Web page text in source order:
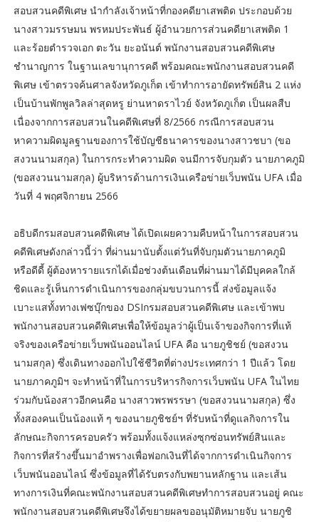
สอบสวนคดีพิเศษ นำกำลังเจ้าหน้าที่กองคดียาเสพติด ประกอบด้วย
นางสาวมรรษมน พรหมประพันธ์ ผู้อำนวยการส่วนคดียาเสพติด 1
และร้อยตำรวจเอก ตะวัน ยะอนันต์ พนักงานสอบสวนคดีพิเศษ
ชำนาญการ ในฐานเลขานุการคดี พร้อมคณะพนักงานสอบสวนคดี
พิเศษ เข้าตรวจค้นศาลจังหวัดภูเก็ต เข้าทำการอายัดทรัพย์สิน 2 แห่ง
เป็นบ้านพักพูลวิลล่าสุดหรู ย่านหาดราไวย์ จังหวัดภูเก็ต เป็นผลสืบ
เนื่องจากการสอบสวนในคดีพิเศษที่ 8/2566 กรณีการสอบสวน
หาความผิดมูลฐานของการใช้บัญชีธนาคารของนางสาวชบา (ขอ
สงวนนามสกุล) ในการกระทำความผิด จนมีการจับกุมตัว นายภาคภูมิ
(ขอสงวนนามสกุล) ผู้บริหารด้านการเงินเครือข่ายเว็บพนัน UFA เมื่อ
วันที่ 4 พฤศจิกายน 2566
อธิบดีกรมสอบสวนคดีพิเศษ ได้เปิดเผยความคืบหน้าในการสอบสวน
คดีพิเศษดังกล่าวนี้ว่า ที่ผ่านมานับตั้งแต่วันที่จับกุมตัวนายภาคภูมิ
หรือดีดี้ ผู้ต้องหารายแรกได้เมื่อช่วงต้นเดือนที่ผ่านมาได้มีบุคคลใกล้
ชิดและรู้เห็นการดำเนินการของกลุ่มขบวนการนี้ ส่งข้อมูลแจ้ง
เบาะแสทั้งทางเฟซบุ๊กของ DSIกรมสอบสวนคดีพิเศษ และเข้าพบ
พนักงานสอบสวนคดีพิเศษเพื่อให้ข้อมูลว่าผู้เป็นเจ้าของกิจการที่แท้
จริงของเครือข่ายเว็บพนันออนไลน์ UFA คือ นายภูชิชย์ (ขอสงวน
นามสกุล) ซึ่งเดินทางออกไปใช้ชีวิตที่ต่างประเทศกว่า 1 ปีแล้ว โดย
นายภาคภูมิฯ จะทำหน้าที่ในการบริหารกิจการเว็บพนัน UFA ในไทย
ร่วมกับน้องสาวอีกคนคือ นางสาวพรพรรษา (ขอสงวนนามสกุล) ซึ่ง
ทั้งสองคนเป็นน้องแท้ ๆ ของนายภูชิชย์ฯ ที่รับหน้าที่ดูแลกิจการใน
ลักษณะกิจการครอบครัว พร้อมทั้งแจ้งแหล่งซุกซ่อนทรัพย์สินและ
กิจการที่สร้างขึ้นมาอำพรางเพื่อฟอกเงินที่ได้จากการดำเนินกิจการ
เว็บพนันออนไลน์ ซึ่งข้อมูลที่ได้รับตรงกับพยานหลักฐาน และเส้น
ทางการเงินที่คณะพนักงานสอบสวนคดีพิเศษทำการสอบสวนอยู่ คณะ
พนักงานสอบสวนคดีพิเศษจึงได้ขยายผลขออนุมัติหมายจับ นายภูชิ